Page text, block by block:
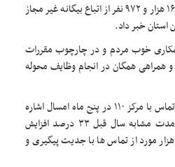
فرمانده انتظامی استان یزد از اخراج ۱۶ هزار و ۹۷۲ نفر از اتباع بیگانه غیر مجاز
استان خبر داد.
همکاری خوب مردم و در چارچوب مقررات
همراهی همگان در انجام وظایف محوله
این مسئول به ثبت ۵۰۱ هزار و ۲۳۱ تماس با مرکز ۱۱۰ در پنج ماه امسال اشاره
کرد و گفت: این میزان نسبت به مدت مشابه سال قبل ۳۳ درصد افزایش
داشته و همچنین در این مدت ۴۲۹ هزار مورد از تماس ها با جدیت پیگیری و